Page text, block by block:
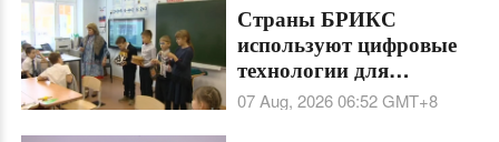
Страны БРИКС
используют цифровые
технологии для
сохранения языков
разных народностей
07 Aug, 2026 06:52GMT+8